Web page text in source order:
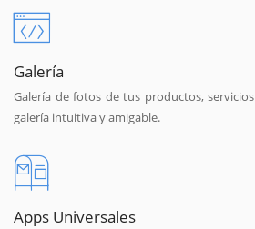
Galería
Galería de fotos de tus productos,
galería intuitiva y amigable.
Apps Universales